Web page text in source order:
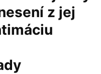
z jej